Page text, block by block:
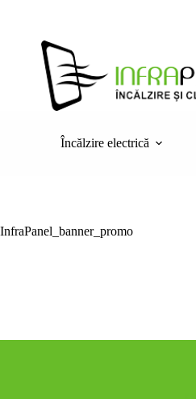
Încălzire electrică
InfraPanel_banner_promo